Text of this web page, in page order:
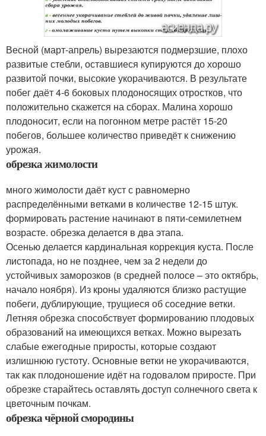
Весной (март-апрель) вырезаются подмерзшие, плохо
развитые стебли, оставшиеся купируются до хорошо
развитой почки, высокие укорачиваются. В результате
побег даёт 4-6 боковых плодоносящих отростков, что
положительно скажется на сборах. Малина хорошо
плодоносит, если на погонном метре растёт 15-20
побегов, большее количество приведёт к снижению
урожая.
обрезка жимолости
много жимолости даёт куст с равномерно
распределёнными ветками в количестве 12-15 штук.
формировать растение начинают в пяти-семилетнем
возрасте. обрезка делается в два этапа.
Осенью делается кардинальная коррекция куста. После
листопада, но не позднее, чем за 2 недели до
устойчивых заморозков (в средней полосе – это октябрь,
начало ноября). Из кроны удаляются близко растущие
побеги, дублирующие, трущиеся об соседние ветки.
Летняя обрезка способствует формированию плодовых
образований на имеющихся ветках. Можно вырезать
слабые ежегодные приросты, которые создают
излишнюю густоту. Основные ветки не укорачиваются,
так как плодоношение идёт на годовалом приросте. При
обрезке старайтесь оставлять доступ солнечного света к
цветочным почкам.
обрезка чёрной смородины